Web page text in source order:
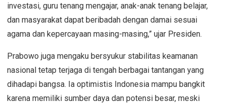
investasi, guru tenang mengajar, anak-anak tenang belajar,
dan masyarakat dapat beribadah dengan damai sesuai
agama dan kepercayaan masing-masing,” ujar Presiden.
Prabowo juga mengaku bersyukur stabilitas keamanan
nasional tetap terjaga di tengah berbagai tantangan yang
dihadapi bangsa. Ia optimistis Indonesia mampu bangkit
karena memiliki sumber daya dan potensi besar, meski